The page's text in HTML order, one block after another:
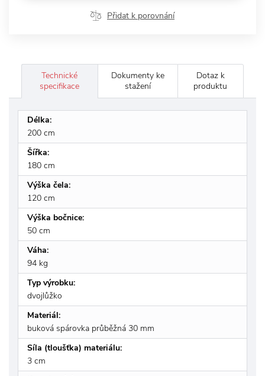
Přidat k porovnání
Technické
specifikace
Dokumenty ke
stažení
Dotaz k
produktu
Délka:
200 cm
Šířka:
180 cm
Výška čela:
120 cm
Výška bočnice:
50 cm
Váha:
94 kg
Typ výrobku:
dvojlůžko
Materiál:
buková spárovka průběžná 30 mm
Síla (tloušťka) materiálu:
3 cm